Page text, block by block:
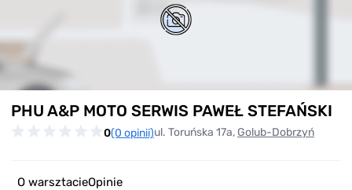
PHU A&P MOTO SERWIS PAWEŁ STEFAŃSKI
0(0 opinii)ul. Toruńska 17a, Golub-Dobrzyń
O warsztacieOpinie